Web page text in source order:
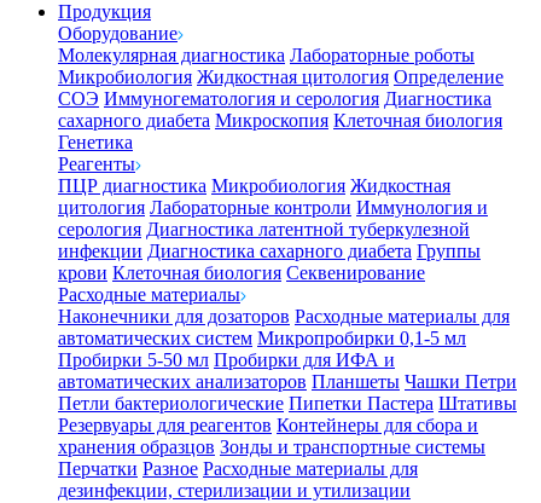
Продукция
Оборудование
Молекулярная диагностика Лабораторные роботы
Микробиология Жидкостная цитология Определение
СОЭ Иммуногематология и серология Диагностика
сахарного диабета Микроскопия Клеточная биология
Генетика
Реагенты
ПЦР диагностика Микробиология Жидкостная
цитология Лабораторные контроли Иммунология и
серология Диагностика латентной туберкулезной
инфекции Диагностика сахарного диабета Группы
крови Клеточная биология Секвенирование
Расходные материалы
Наконечники для дозаторов Расходные материалы для
автоматических систем Микропробирки 0,1-5 мл
Пробирки 5-50 мл Пробирки для ИФА и
автоматических анализаторов Планшеты Чашки Петри
Петли бактериологические Пипетки Пастера Штативы
Резервуары для реагентов Контейнеры для сбора и
хранения образцов Зонды и транспортные системы
Перчатки Разное Расходные материалы для
дезинфекции, стерилизации и утилизации